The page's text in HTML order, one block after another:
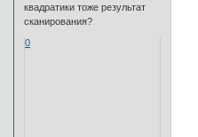
квадратики тоже результат
сканирования?
0